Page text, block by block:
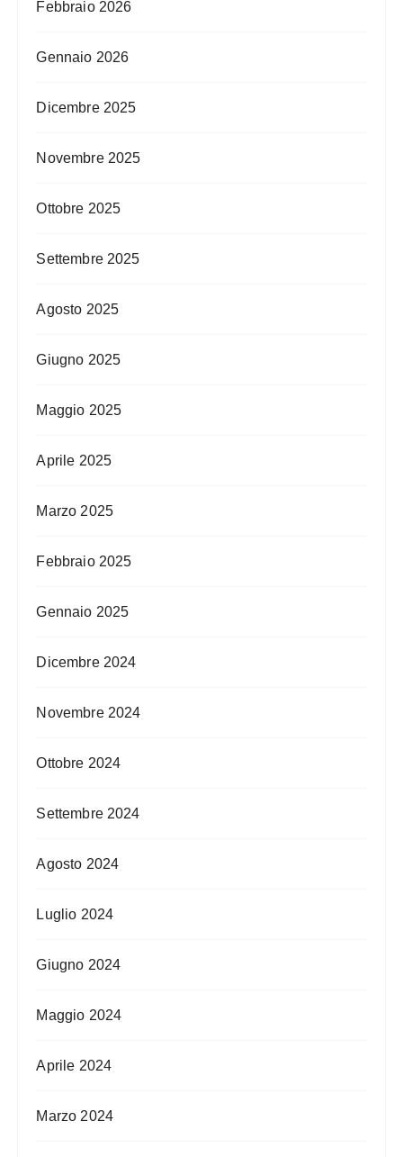
Febbraio 2026
Gennaio 2026
Dicembre 2025
Novembre 2025
Ottobre 2025
Settembre 2025
Agosto 2025
Giugno 2025
Maggio 2025
Aprile 2025
Marzo 2025
Febbraio 2025
Gennaio 2025
Dicembre 2024
Novembre 2024
Ottobre 2024
Settembre 2024
Agosto 2024
Luglio 2024
Giugno 2024
Maggio 2024
Aprile 2024
Marzo 2024